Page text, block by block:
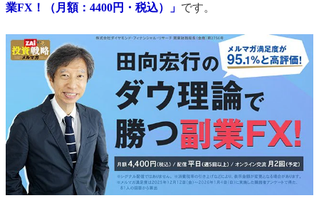
業FX！（月額：4400円・税込）」 です。